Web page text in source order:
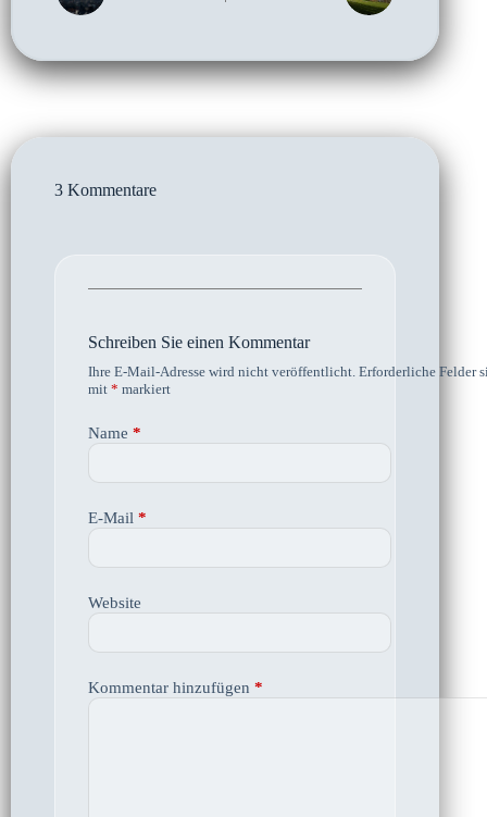
3 Kommentare
Schreiben Sie einen Kommentar
Ihre E-Mail-Adresse wird nicht veröffentlicht. Erforderliche Felder
mit * markiert
Name *
E-Mail *
Website
Kommentar hinzufügen *